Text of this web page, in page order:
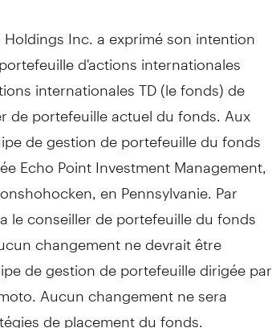
Inc. a exprimé son intention
d'actions internationales
internationales TD (le fonds) de
de portefeuille actuel du fonds. Aux
de gestion de portefeuille du fonds
Echo Point Investment Management,
en Pennsylvanie. Par
le conseiller de portefeuille du fonds
changement ne devrait être
de gestion de portefeuille dirigée par
Aucun changement ne sera
de placement du fonds.